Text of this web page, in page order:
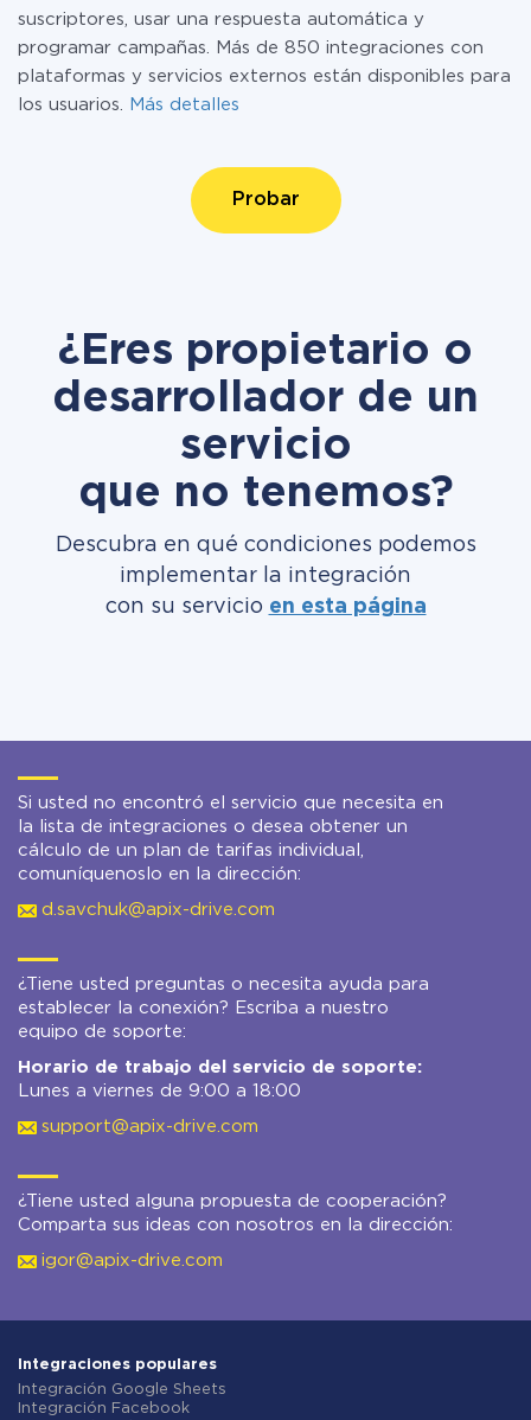
suscriptores, usar una respuesta automática y
programar campañas. Más de 850 integraciones con
plataformas y servicios externos están disponibles para
los usuarios.
Más detalles
Probar
¿Eres propietario o
desarrollador de un
servicio
que no tenemos?
Descubra en qué condiciones podemos
implementar la integración
con su servicio en esta página
Si usted no encontró el servicio que necesita en
la lista de integraciones o desea obtener un
cálculo de un plan de tarifas individual,
comuníquenoslo en la dirección:
d.savchuk@apix-drive.com
¿Tiene usted preguntas o necesita ayuda para
establecer la conexión? Escriba a nuestro
equipo de soporte:
Horario de trabajo del servicio de soporte:
Lunes a viernes de 9:00 a 18:00
support@apix-drive.com
¿Tiene usted alguna propuesta de cooperación?
Comparta sus ideas con nosotros en la dirección:
igor@apix-drive.com
Integraciones populares
Integración Google Sheets
Integración Facebook